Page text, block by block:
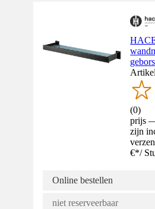
(0)
prijs
zijn
€*/
Online bestellen
niet reserveerbaar